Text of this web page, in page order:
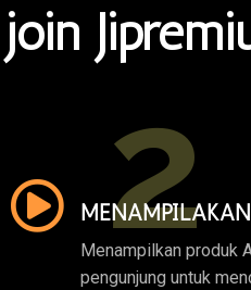
2
Menampilkan produk
pengunjung untuk